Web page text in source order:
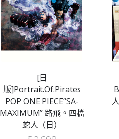
[日
版]Portrait.Of.Pirates
POP ONE PIECE“SA-
MAXIMUM” 路飛。四檔
蛇人（日）